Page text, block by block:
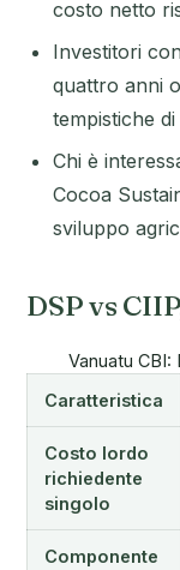
costo netto
Investitori
quattro anni
tempistiche
Chi è
Cocoa
sviluppo
DSP vs
Vanuatu
Caratteristica
Costo lordo
richiedente
singolo
Componente